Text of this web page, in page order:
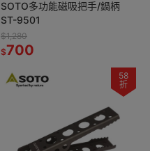
SOTO多功能磁吸把手/鍋柄
ST-9501
$1,280
$700
58
折